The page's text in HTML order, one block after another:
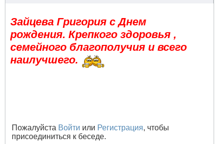
Зайцева Григория с Днем
рождения. Крепкого здоровья ,
семейного благополучия и всего
наилучшего.
Пожалуйста Войти или Регистрация, чтобы
присоединиться к беседе.